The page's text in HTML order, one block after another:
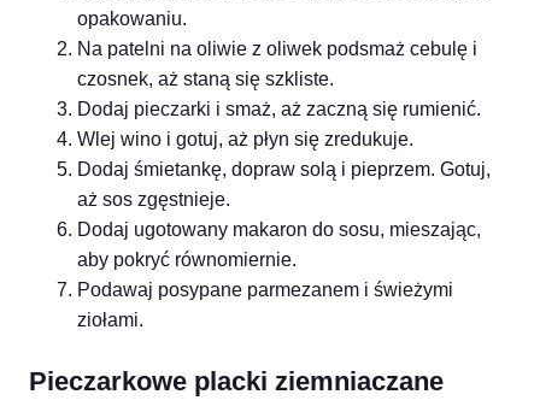
opakowaniu.
Na patelni na oliwie z oliwek podsmaż cebulę i
czosnek, aż staną się szkliste.
Dodaj pieczarki i smaż, aż zaczną się rumienić.
Wlej wino i gotuj, aż płyn się zredukuje.
Dodaj śmietankę, dopraw solą i pieprzem. Gotuj,
aż sos zgęstnieje.
Dodaj ugotowany makaron do sosu, mieszając,
aby pokryć równomiernie.
Podawaj posypane parmezanem i świeżymi
ziołami.
Pieczarkowe placki ziemniaczane